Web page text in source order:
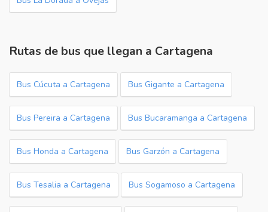
Rutas de bus que llegan a Cartagena
Bus Cúcuta a Cartagena Bus Gigante a Cartagena
Bus Pereira a Cartagena Bus Bucaramanga a Cartagena
Bus Honda a Cartagena Bus Garzón a Cartagena
Bus Tesalia a Cartagena Bus Sogamoso a Cartagena